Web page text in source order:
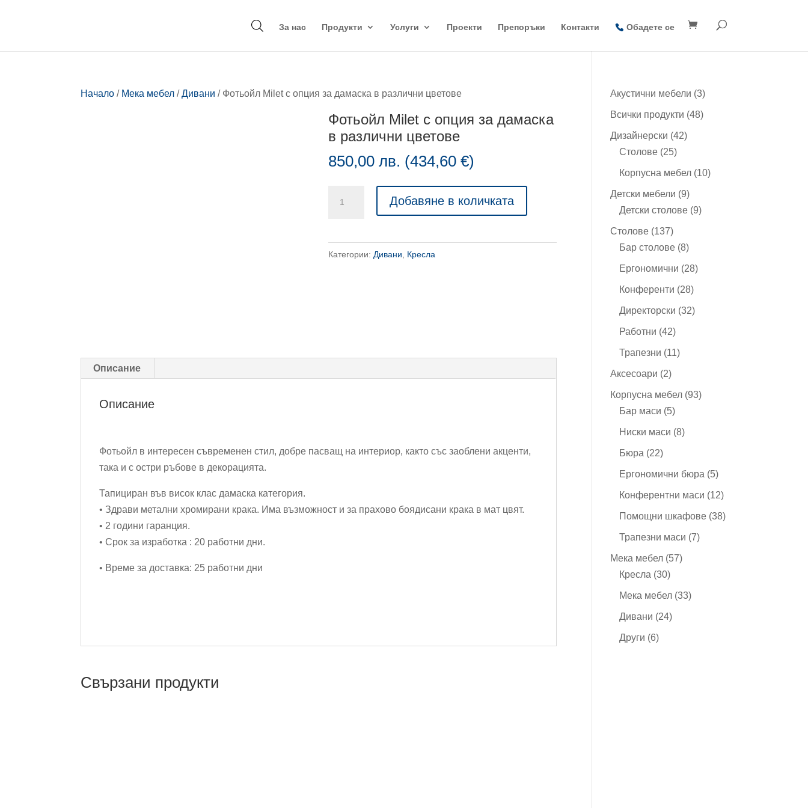
За нас Продукти Услуги Проекти Препоръки Контакти Обадете се
Начало / Мека мебел /Дивани / Фотьойл Milet с опция за дамаска в различни цветове
Фотьойл Milet с опция за дамаска
в различни цветове
850,00лв. (434,60€)
Milet
с
цветове
Добавяне в количката
Категории: Дивани Кресла
Описание
Описание
Фотьойл в интересен съвременен стил, добре пасващ на интериор, както със заоблени акценти,
така и с остри ръбове в декорацията.
Тапициран във висок клас дамаска категория.
• Здрави метални хромирани крака. Има възможност и за прахово боядисани крака в мат цвят.
• 2 години гаранция.
• Срок за изработка : 20 работни дни.
• Време за доставка: 25 работни дни
Свързани продукти
Акустични мебели 33
продукта
Всички продукти 4848
Дизайнерски 4242
Столове 2525
продукта
Корпусна мебел 1010
Детски мебели 99
продукта
Детски столове 99
Столове 137137
продукта
Бар столове 88
продукта
Ергономични 2828
Конференти 2828
продукта
Директорски 3232
Работни 4242
продукта
Трапезни 1111
Аксесоари 22
продукта
Корпусна мебел 9393
Бар маси 55
продукта
Ниски маси 88
Бюра 2222
продукта
Ергономични бюра 55
продукта
Конферентни маси 1212
продукта
Помощни шкафове 3838
Трапезни маси 77
Мека мебел 5757
Кресла 3030
продукта
Мека мебел 3333
Дивани 2424
Други 66